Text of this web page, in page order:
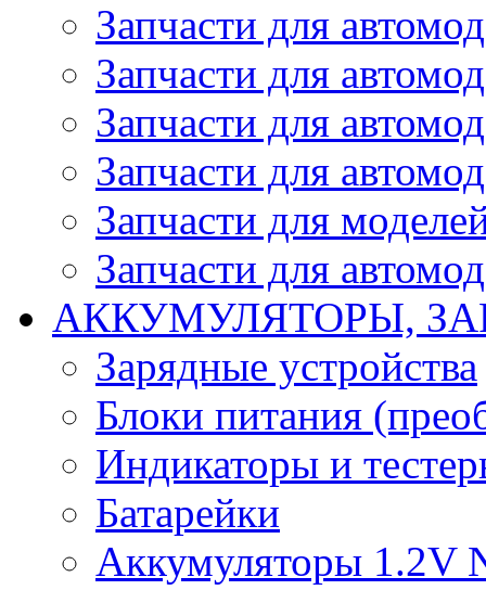
Запчасти для
Запчасти для
Запчасти для
Запчасти для
Запчасти для
Запчасти для
АККУМУЛЯТОРЫ,
Зарядные устройства
Блоки питания
Индикаторы и
Батарейки
Аккумуляторы 1.2V